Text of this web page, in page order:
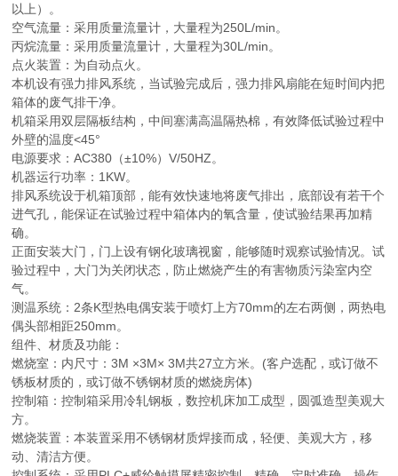
以上）。
空气流量：采用质量流量计，大量程为250L/min。
丙烷流量：采用质量流量计，大量程为30L/min。
点火装置：为自动点火。
本机设有强力排风系统，当试验完成后，强力排风扇能在短时间内把
箱体的废气排干净。
机箱采用双层隔板结构，中间塞满高温隔热棉，有效降低试验过程中
外壁的温度<45°
电源要求：AC380（±10%）V/50HZ。
机器运行功率：1KW。
排风系统设于机箱顶部，能有效快速地将废气排出，底部设有若干个
进气孔，能保证在试验过程中箱体内的氧含量，使试验结果再加精
确。
正面安装大门，门上设有钢化玻璃视窗，能够随时观察试验情况。试
验过程中，大门为关闭状态，防止燃烧产生的有害物质污染室内空
气。
测温系统：2条K型热电偶安装于喷灯上方70mm的左右两侧，两热电
偶头部相距250mm。
组件、材质及功能：
燃烧室：内尺寸：3M ×3M× 3M共27立方米。(客户选配，或订做不
锈板材质的，或订做不锈钢材质的燃烧房体)
控制箱：控制箱采用冷轧钢板，数控机床加工成型，圆弧造型美观大
方。
燃烧装置：本装置采用不锈钢材质焊接而成，轻便、美观大方，移
动、清洁方便。